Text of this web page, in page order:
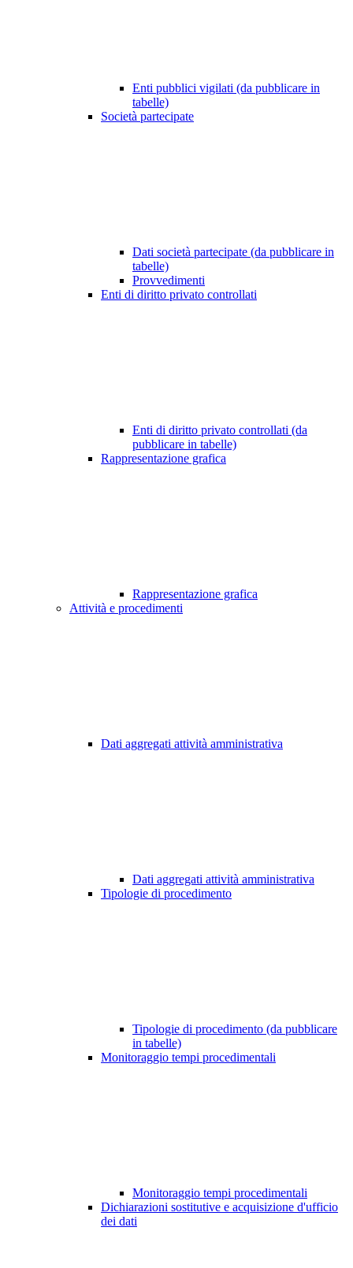
Enti pubblici vigilati (da pubblicare in
tabelle)
Società partecipate
Dati società partecipate (da pubblicare in
tabelle)
Provvedimenti
Enti di diritto privato controllati
Enti di diritto privato controllati (da
pubblicare in tabelle)
Rappresentazione grafica
Rappresentazione grafica
Attività e procedimenti
Dati aggregati attività amministrativa
Dati aggregati attività amministrativa
Tipologie di procedimento
Tipologie di procedimento (da pubblicare
in tabelle)
Monitoraggio tempi procedimentali
Monitoraggio tempi procedimentali
Dichiarazioni sostitutive e acquisizione d'ufficio
dei dati